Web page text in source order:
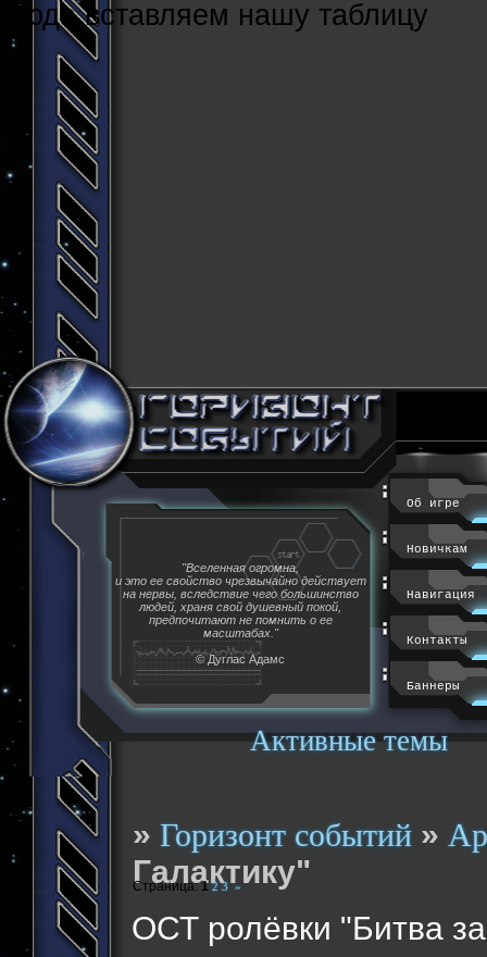
Cюда вставляем нашу таблицу
Активные темы
"Вселенная огромна,
и это ее свойство чрезвычайно действует
на нервы, вследствие чего большинство
людей, храня свой душевный покой,
предпочитают не помнить о ее
масштабах."
© Дуглас Адамс
Об игре
Новичкам
Навигация
Контакты
Баннеры
»Горизонт событий »
Галактику"
ОСТ ролёвки "Битва за
Страница:1 2 3 »